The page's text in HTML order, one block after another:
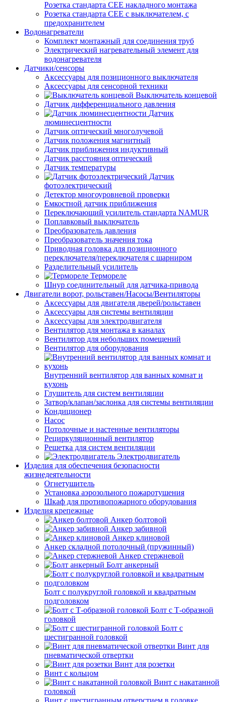
Розетка стандарта СЕЕ накладного монтажа
Розетка стандарта СЕЕ с выключателем, с
предохранителем
Водонагреватели
Комплект монтажный для соединения труб
Электрический нагревательный элемент для
водонагревателя
Датчики/сенсоры
Аксессуары для позиционного выключателя
Аксессуары для сенсорной техники
Выключатель концевой
Датчик дифференциального давления
Датчик
люминесцентности
Датчик оптический многолучевой
Датчик положения магнитный
Датчик приближения индуктивный
Датчик расстояния оптический
Датчик температуры
Датчик
фотоэлектрический
Детектор многоуровневой проверки
Емкостной датчик приближения
Переключающий усилитель стандарта NAMUR
Поплавковый выключатель
Преобразователь давления
Преобразователь значения тока
Приводная головка для позиционного
переключателя/переключателя с шарниром
Разделительный усилитель
Термореле
Шнур соединительный для датчика-привода
Двигатели ворот, рольставен/Насосы/Вентиляторы
Аксессуары для двигателя дверей/рольставен
Аксессуары для системы вентиляции
Аксессуары для электродвигателя
Вентилятор для монтажа в каналах
Вентилятор для небольших помещений
Вентилятор для оборудования
Внутренний вентилятор для ванных комнат и
кухонь
Глушитель для систем вентиляции
Затвор/клапан/заслонка для системы вентиляции
Кондиционер
Насос
Потолочные и настенные вентиляторы
Рециркуляционный вентилятор
Решетка для систем вентиляции
Электродвигатель
Изделия для обеспечения безопасности
жизнедеятельности
Огнетушитель
Установка аэрозольного пожаротушения
Шкаф для противопожарного оборудования
Изделия крепежные
Анкер болтовой
Анкер забивной
Анкер клиновой
Анкер складной потолочный (пружинный)
Анкер стержневой
Болт анкерный
Болт с полукруглой головкой и квадратным
подголовком
Болт с Т-образной
головкой
Болт с
шестигранной головкой
Винт для
пневматической отвертки
Винт для розетки
Винт с кольцом
Винт с накатанной
головкой
Винт с шестигранным отверстием в головке